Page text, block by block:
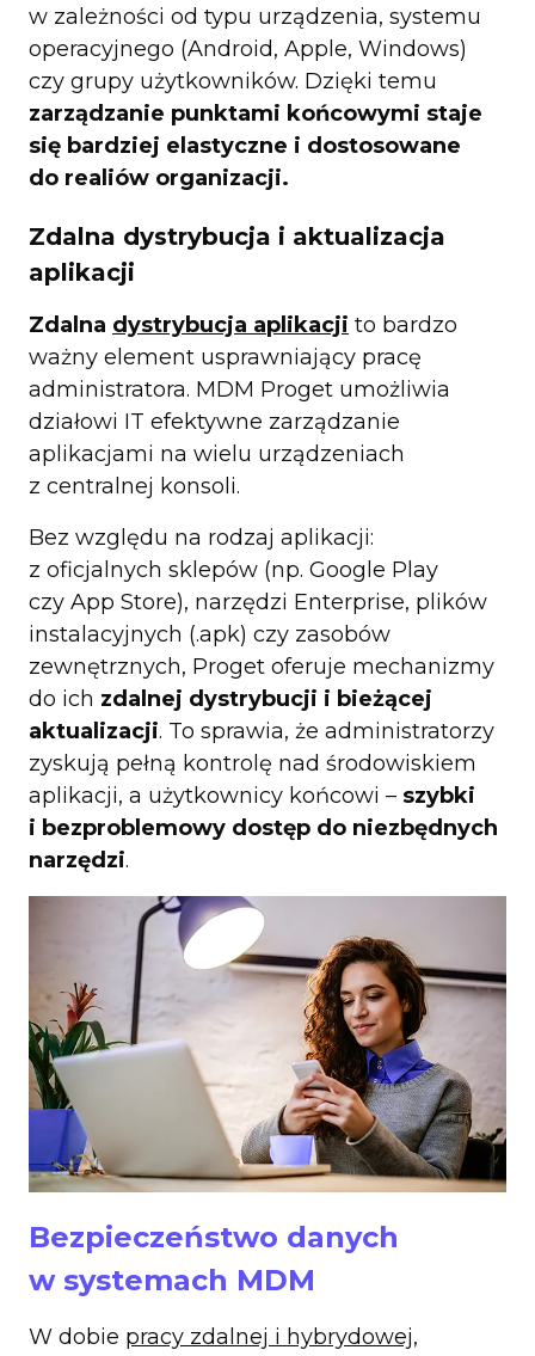
w zależności od typu urządzenia, systemu
operacyjnego (Android, Apple, Windows)
czy grupy użytkowników. Dzięki temu
zarządzanie punktami końcowymi staje
się bardziej elastyczne i dostosowane
do realiów organizacji.
Zdalna dystrybucja i aktualizacja
aplikacji
Zdalna dystrybucja aplikacji to bardzo
ważny element usprawniający pracę
administratora. MDM Proget umożliwia
działowi IT efektywne zarządzanie
aplikacjami na wielu urządzeniach
z centralnej konsoli.
Bez względu na rodzaj aplikacji:
z oficjalnych sklepów (np. Google Play
czy App Store), narzędzi Enterprise, plików
instalacyjnych (.apk) czy zasobów
zewnętrznych, Proget oferuje mechanizmy
do ich zdalnej dystrybucji i bieżącej
aktualizacji. To sprawia, że administratorzy
zyskują pełną kontrolę nad środowiskiem
aplikacji, a użytkownicy końcowi – szybki
i bezproblemowy dostęp do niezbędnych
narzędzi.
Bezpieczeństwo danych
w systemach MDM
W dobie pracy zdalnej i hybrydowej,